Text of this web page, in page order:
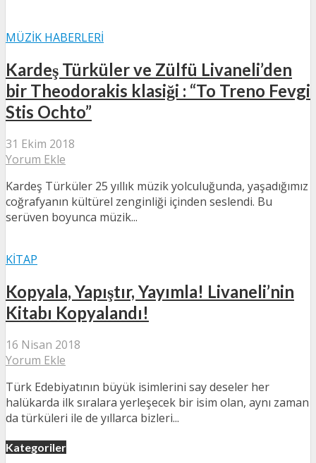
MÜZIK HABERLERI
Kardeş Türküler ve Zülfü Livaneli’den
bir Theodorakis klasiği : “To Treno Fevgi
Stis Ochto”
31 Ekim 2018
Yorum Ekle
Kardeş Türküler 25 yıllık müzik yolculuğunda, yaşadığımız
coğrafyanın kültürel zenginliği içinden seslendi. Bu
serüven boyunca müzik...
KITAP
Kopyala, Yapıştır, Yayımla! Livaneli’nin
Kitabı Kopyalandı!
16 Nisan 2018
Yorum Ekle
Türk Edebiyatının büyük isimlerini say deseler her
halükarda ilk sıralara yerleşecek bir isim olan, aynı zaman
da türküleri ile de yıllarca bizleri...
Kategoriler